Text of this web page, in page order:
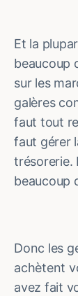
Et la
beaucoup
sur les
galères
faut tout
faut gérer
trésorerie.
beaucoup
Donc les
achètent
avez fait